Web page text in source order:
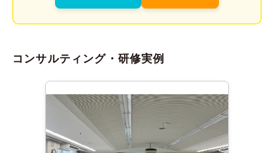
コンサルティング・研修実例